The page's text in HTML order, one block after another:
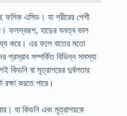
ফলিক এসিড। যা শরীরের পেশী
ফলস্বরূপ, হাড়ের ঘনত্ব ভাল
করে। এর ফলে বাতের মতো
প্রস্রাব সম্পর্কিত বিভিন্ন সমস্যা
কিডনি বা মূত্রাশয়ের দুর্বলতার
রক্ষা করতে পারে।
যা কিডনি এবং মূত্রাশয়কে